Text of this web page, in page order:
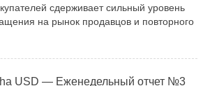
сдерживает сильный уровень
на рынок продавцов и повторного
USD — Еженедельный отчет №3